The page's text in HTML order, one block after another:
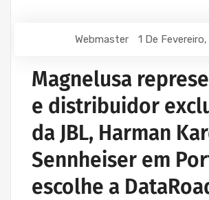
Webmaster 1 De
Magnelusa
e distribuidor
da JBL, Harman
Sennheiser em
escolhe a